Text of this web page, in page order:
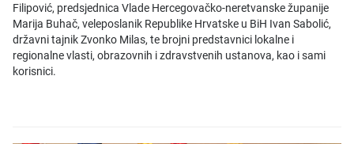
Filipović, predsjednica Vlade Hercegovačko-neretvanske županije
Marija Buhač, veleposlanik Republike Hrvatske u BiH Ivan Sabolić,
državni tajnik Zvonko Milas, te brojni predstavnici lokalne i
regionalne vlasti, obrazovnih i zdravstvenih ustanova, kao i sami
korisnici.